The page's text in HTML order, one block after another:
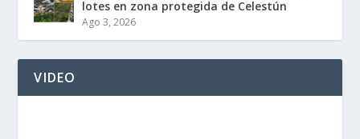
lotes en zona protegida de Celestún
Ago 3, 2026
VIDEO